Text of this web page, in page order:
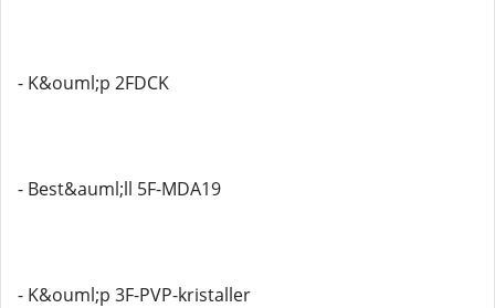
- K&ouml;p 2FDCK
- Best&auml;ll 5F-MDA19
- K&ouml;p 3F-PVP-kristaller